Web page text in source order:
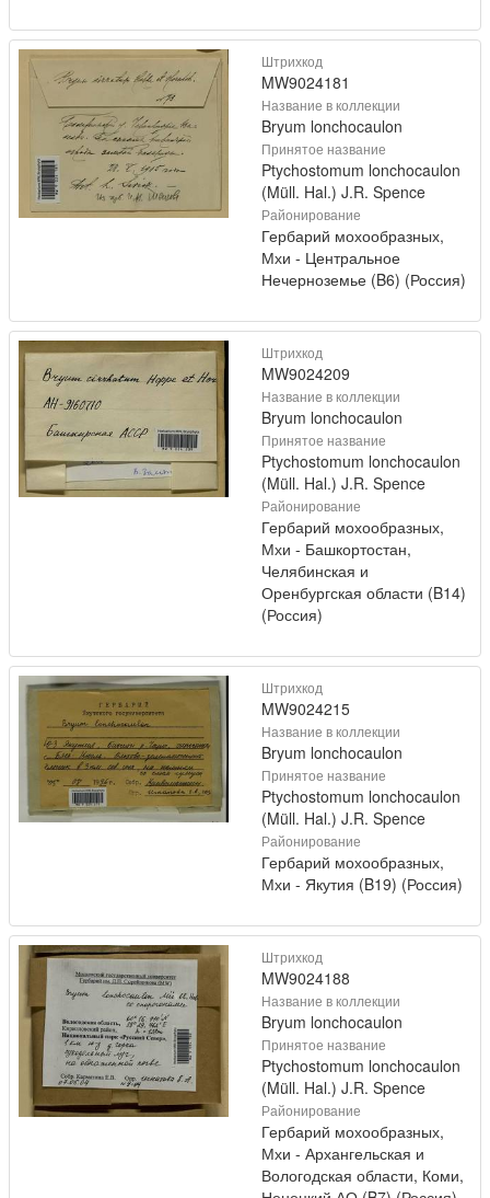
Штрихкод
MW9024181
Название в коллекции
Bryum lonchocaulon
Принятое название
Ptychostomum lonchocaulon
(Müll. Hal.) J.R. Spence
Районирование
Гербарий мохообразных,
Мхи - Центральное
Нечерноземье (B6) (Россия)
Штрихкод
MW9024209
Название в коллекции
Bryum lonchocaulon
Принятое название
Ptychostomum lonchocaulon
(Müll. Hal.) J.R. Spence
Районирование
Гербарий мохообразных,
Мхи - Башкортостан,
Челябинская и
Оренбургская области (B14)
(Россия)
Штрихкод
MW9024215
Название в коллекции
Bryum lonchocaulon
Принятое название
Ptychostomum lonchocaulon
(Müll. Hal.) J.R. Spence
Районирование
Гербарий мохообразных,
Мхи - Якутия (B19) (Россия)
Штрихкод
MW9024188
Название в коллекции
Bryum lonchocaulon
Принятое название
Ptychostomum lonchocaulon
(Müll. Hal.) J.R. Spence
Районирование
Гербарий мохообразных,
Мхи - Архангельская и
Вологодская области, Коми,